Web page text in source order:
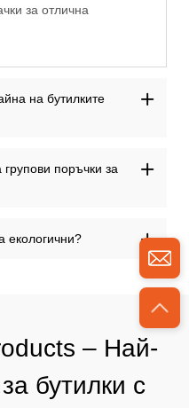
за отлична
на бутилките
поръчки за
екологични?
– Най-
бутилки с